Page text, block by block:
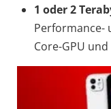
1 oder 2
Performance-
Core-GPU